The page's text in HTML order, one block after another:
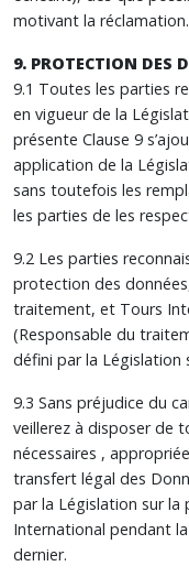
motivant la réclamation.
9. PROTECTION DES
9.1 Toutes les parties
en vigueur de la
présente Clause 9
application de la
sans toutefois les
les parties de les
9.2 Les parties
protection des
traitement, et Tours
(Responsable du
défini par la Législation
9.3 Sans préjudice du
veillerez à disposer de
nécessaires ,
transfert légal des
par la Législation sur
International pendant
dernier.